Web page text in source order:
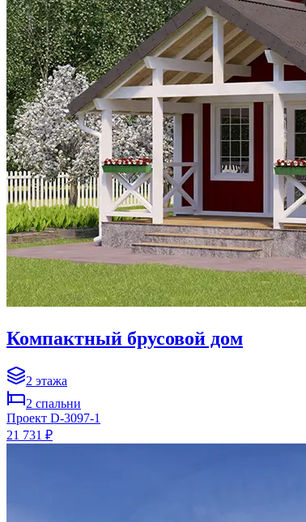
Компактный брусовой дом
2 этажа
2 спальни
Проект D-3097-1
21 731 ₽